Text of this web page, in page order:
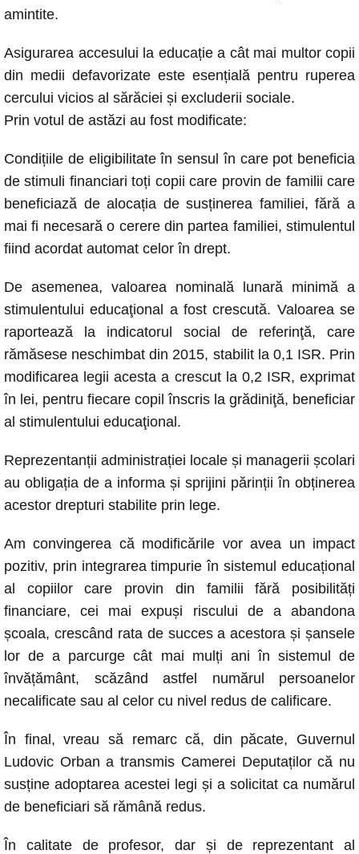
amintite.
Asigurarea accesului la educație a cât mai multor copii
din medii defavorizate este esențială pentru ruperea
cercului vicios al sărăciei și excluderii sociale.
Prin votul de astăzi au fost modificate:
Condițiile de eligibilitate în sensul în care pot beneficia
de stimuli financiari toți copii care provin de familii care
beneficiază de alocația de susținerea familiei, fără a
mai fi necesară o cerere din partea familiei, stimulentul
fiind acordat automat celor în drept.
De asemenea, valoarea nominală lunară minimă a
stimulentului educaţional a fost crescută. Valoarea se
raportează la indicatorul social de referinţă, care
rămăsese neschimbat din 2015, stabilit la 0,1 ISR. Prin
modificarea legii acesta a crescut la 0,2 ISR, exprimat
în lei, pentru fiecare copil înscris la grădiniţă, beneficiar
al stimulentului educaţional.
Reprezentanții administrației locale și managerii școlari
au obligația de a informa și sprijini părinții în obținerea
acestor drepturi stabilite prin lege.
Am convingerea că modificările vor avea un impact
pozitiv, prin integrarea timpurie în sistemul educațional
al copiilor care provin din familii fără posibilități
financiare, cei mai expuși riscului de a abandona
școala, crescând rata de succes a acestora și șansele
lor de a parcurge cât mai mulți ani în sistemul de
învățământ, scăzând astfel numărul persoanelor
necalificate sau al celor cu nivel redus de calificare.
În final, vreau să remarc că, din păcate, Guvernul
Ludovic Orban a transmis Camerei Deputaților că nu
susține adoptarea acestei legi și a solicitat ca numărul
de beneficiari să rămână redus.
În calitate de profesor, dar și de reprezentant al